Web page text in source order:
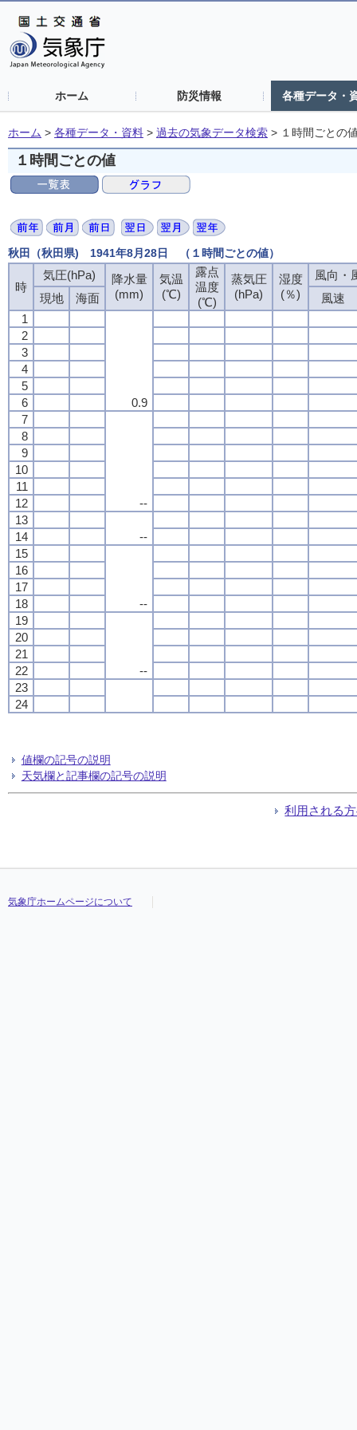
ホーム 防災情報 各種データ・
ホーム > 各種データ・資料 > 過去の気象データ検索 > １時間ごとの
１時間ごとの値
秋田（秋田県) 1941年8月28日 （１時間ごとの値）
時
気圧(hPa)
降水量
(mm)
気温
(℃)
露点
温度
(℃)
蒸気圧
(hPa)
湿度
(％)
風向・
現地
海面
風速
1
0.9
2
3
4
5
6
7
--
8
9
10
11
12
13
--
14
15
--
16
17
18
19
--
20
21
22
23
24
値欄の記号の説明
天気欄と記事欄の記号の説明
利用される
気象庁ホームページについて